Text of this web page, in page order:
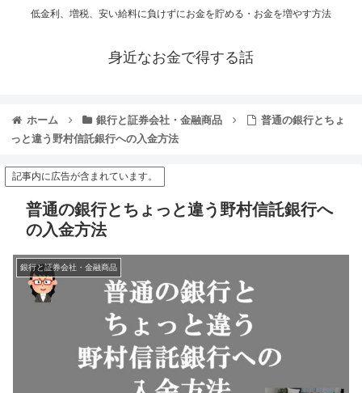
低金利、増税、安い給料に負けずにお金を貯める・お金を増やす方法
身近なお金で得する話
ホーム 銀行と証券会社・金融商品
普通の銀行とちょ
っと違う野村信託銀行への入金方法
記事内に広告が含まれています。
普通の銀行とちょっと違う野村信託銀行へ
の入金方法
銀行と証券会社・金融商品